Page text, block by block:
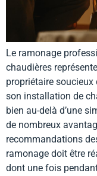
Le ramonage
chaudières
propriétaire soucieux
son installation de
bien au-delà d’une
de nombreux
recommandations
ramonage doit être
dont une fois